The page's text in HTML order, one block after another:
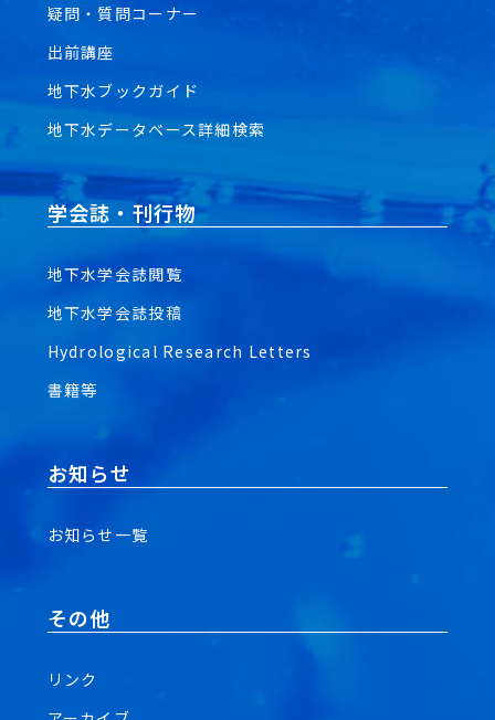
疑問・質問コーナー
出前講座
地下水ブックガイド
地下水データベース詳細検索
学会誌・刊行物
地下水学会誌閲覧
地下水学会誌投稿
Hydrological Research Letters
書籍等
お知らせ
お知らせ一覧
その他
リンク